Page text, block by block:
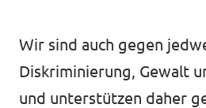
Jetzt Spenden!
Wir sind auch gegen
Diskriminierung, Gewalt
und unterstützen daher